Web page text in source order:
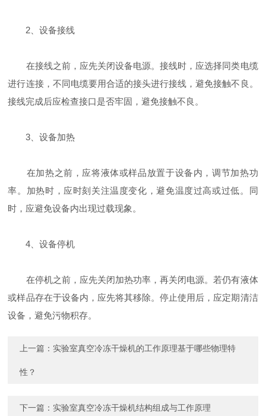
2、设备接线
在接线之前，应先关闭设备电源。接线时，应选择同类电缆
进行连接，不同电缆要用合适的接头进行接线，避免接触不良。
接线完成后应检查接口是否牢固，避免接触不良。
3、设备加热
在加热之前，应将液体或样品放置于设备内，调节加热功
率。加热时，应时刻关注温度变化，避免温度过高或过低。同
时，应避免设备内出现过载现象。
4、设备停机
在停机之前，应先关闭加热功率，再关闭电源。若仍有液体
或样品存在于设备内，应先将其移除。停止使用后，应定期清洁
设备，避免污物积存。
上一篇： 实验室真空冷冻干燥机的工作原理基于哪些物理特
性？
下一篇： 实验室真空冷冻干燥机结构组成与工作原理